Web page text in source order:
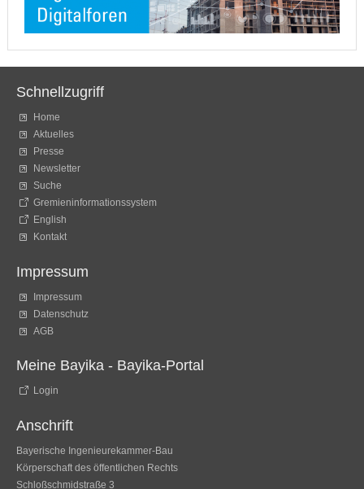
Schnellzugriff
Home
Aktuelles
Presse
Newsletter
Suche
Gremieninformationssystem
English
Kontakt
Impressum
Impressum
Datenschutz
AGB
Meine Bayika - Bayika-Portal
Login
Anschrift
Bayerische Ingenieurekammer-Bau
Körperschaft des öffentlichen Rechts
Schloßschmidstraße 3